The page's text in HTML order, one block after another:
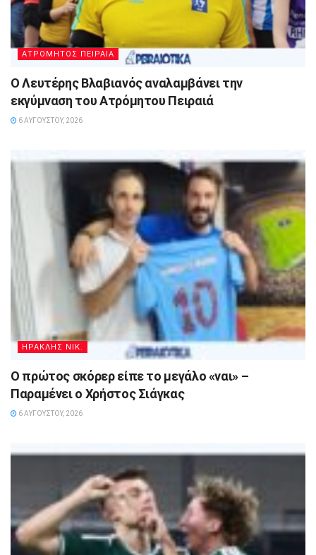
ΑΤΡΟΜΗΤΟΣ ΠΕΙΡΑΙΑ
Ο Λευτέρης Βλαβιανός αναλαμβάνει την
εκγύμναση του Ατρόμητου Πειραιά
6 ΑΥΓΟΎΣΤΟΥ, 2026
ΗΡΑΚΛΗΣ ΝΙΚ.
Ο πρώτος σκόρερ είπε το μεγάλο «ναι» –
Παραμένει ο Χρήστος Σιάγκας
6 ΑΥΓΟΎΣΤΟΥ, 2026